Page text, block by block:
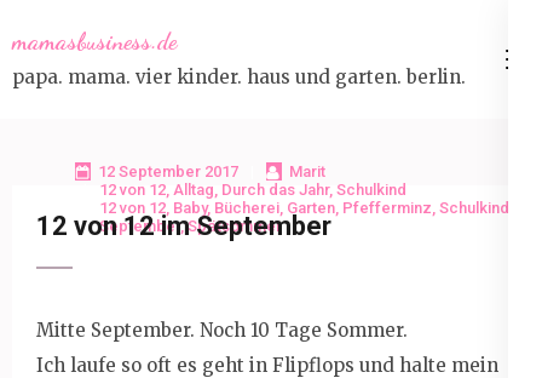
to
content
mamasbusiness.de
papa. mama. vier kinder. haus und garten. berlin.
12 September 2017
Marit
12 von 12, Alltag, Durch das Jahr, Schulkind
12 von 12, Baby, Bücherei, Garten, Pfefferminz, Schulkind
September,Spätsommer
12 von 12 im September
Mitte September. Noch 10 Tage Sommer.
Ich laufe so oft es geht in Flipflops und halte mein